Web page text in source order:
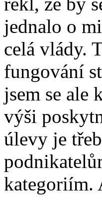
jednalo o
celá vlády.
fungování
jsem se
výši
úlevy je
kategoriím.